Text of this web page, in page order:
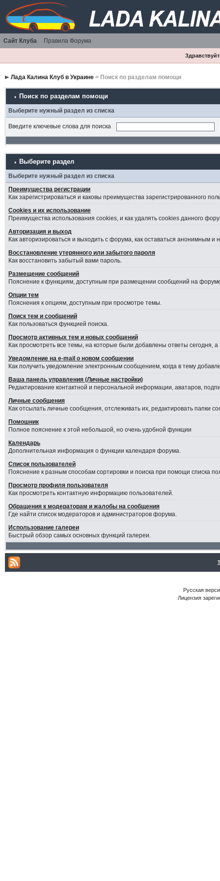
Сайт Клуба Правила Форума
Лада Калина Клуб в Украине> Поиск по разделам помощи
Поиск по разделам помощи
Выберите нужный раздел из списка
Введите ключевые слова для поиска
Выберите раздел
Выберите нужный раздел из списка
Преимущества регистрации
Как зарегистрироваться и каковы преимущества зарегистрированного
Cookies и их использование
Преимущества использования cookies, и как удалять cookies данного
Авторизация и выход
Как авторизироваться и выходить с форума, как оставаться анонимным
Восстановление утерянного или забытого пароля
Как восстановить забытый вами пароль.
Размещение сообщений
Пояснение к функциям, доступным при размещении сообщений на
Опции тем
Пояснения к опциям, доступным при просмотре темы.
Поиск тем и сообщений
Как пользоваться функцией поиска.
Просмотр активных тем и новых сообщений
Как просмотреть все темы, на которые были добавлены ответы сегодня,
Уведомление на е-mail о новом сообщении
Как получить уведомление электронным сообщением, когда в тему
Ваша панель управления (Личные настройки)
Редактирование контактной и персональной информации, аватаров,
Личные сообщения
Как отсылать личные сообщения, отслеживать их, редактировать папки
Помошник
Полное пояснение к этой небольшой, но очень удобной функции
Календарь
Дополнительная информация о функции календаря форума.
Список пользователей
Пояснение к разным способам сортировки и поиска при помощи списка
Просмотр профиля пользователя
Как просмотреть контактную информацию пользователей.
Обращения к модераторам и жалобы на сообщения
Где найти список модераторов и администраторов форума.
Использование галереи
Быстрый обзор самых основных функций галереи.
Русская
Лицензия